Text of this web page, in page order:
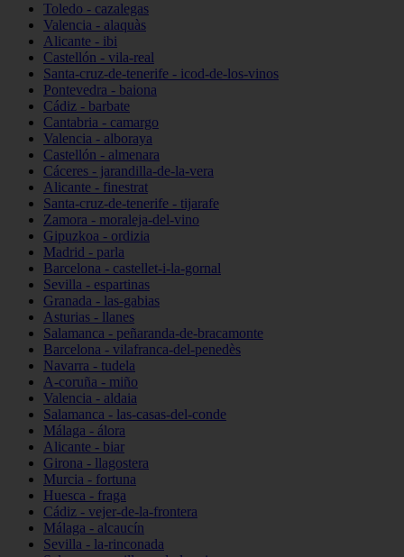
Toledo - cazalegas
Valencia - alaquàs
Alicante - ibi
Castellón - vila-real
Santa-cruz-de-tenerife - icod-de-los-vinos
Pontevedra - baiona
Cádiz - barbate
Cantabria - camargo
Valencia - alboraya
Castellón - almenara
Cáceres - jarandilla-de-la-vera
Alicante - finestrat
Santa-cruz-de-tenerife - tijarafe
Zamora - moraleja-del-vino
Gipuzkoa - ordizia
Madrid - parla
Barcelona - castellet-i-la-gornal
Sevilla - espartinas
Granada - las-gabias
Asturias - llanes
Salamanca - peñaranda-de-bracamonte
Barcelona - vilafranca-del-penedès
Navarra - tudela
A-coruña - miño
Valencia - aldaia
Salamanca - las-casas-del-conde
Málaga - álora
Alicante - biar
Girona - llagostera
Murcia - fortuna
Huesca - fraga
Cádiz - vejer-de-la-frontera
Málaga - alcaucín
Sevilla - la-rinconada